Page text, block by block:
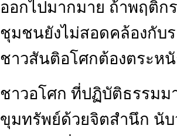
ออกไปมากมาย ถ้าพฤติก
ชุมชนยังไม่สอดคล้องกับ
ชาวสันติอโศกต้องตระหนั
ชาวอโศก ที่ปฏิบัติธรรมม
ขุมทรัพย์ด้วยจิตสำนึก นับ